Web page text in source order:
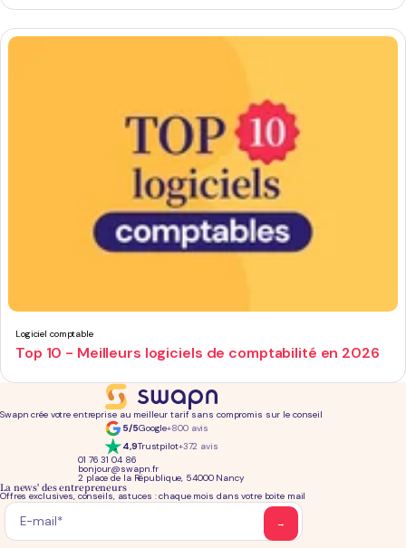
Logiciel comptable
Top 10 - Meilleurs logiciels de comptabilité en 2026
Swapn crée votre entreprise au meilleur tarif sans compromis sur le conseil
5/5Google+800 avis
4,9Trustpilot+372 avis
01 76 31 04 86
bonjour@swapn.fr
2 place de la République, 54000 Nancy
La news' des entrepreneurs
Offres exclusives, conseils, astuces : chaque mois dans votre boite mail